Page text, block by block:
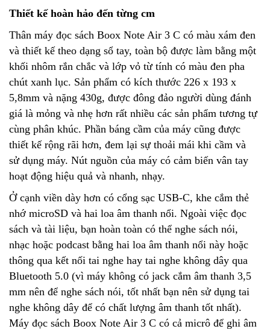
Thiết kế hoàn hảo đến từng cm
Thân máy đọc sách Boox Note Air 3 C có màu xám đen
và thiết kế theo dạng sổ tay, toàn bộ được làm bằng một
khối nhôm rắn chắc và lớp vỏ từ tính có màu đen pha
chút xanh lục. Sản phẩm có kích thước 226 x 193 x
5,8mm và nặng 430g, được đông đảo người dùng đánh
giá là mỏng và nhẹ hơn rất nhiều các sản phẩm tương tự
cùng phân khúc. Phần báng cầm của máy cũng được
thiết kế rộng rãi hơn, đem lại sự thoải mái khi cầm và
sử dụng máy. Nút nguồn của máy có cảm biến vân tay
hoạt động hiệu quả và nhanh, nhạy.
Ở cạnh viền dày hơn có cổng sạc USB-C, khe cắm thẻ
nhớ microSD và hai loa âm thanh nổi. Ngoài việc đọc
sách và tài liệu, bạn hoàn toàn có thể nghe sách nói,
nhạc hoặc podcast bằng hai loa âm thanh nổi này hoặc
thông qua kết nối tai nghe hay tai nghe không dây qua
Bluetooth 5.0 (vì máy không có jack cắm âm thanh 3,5
mm nên để nghe sách nói, tốt nhất bạn nên sử dụng tai
nghe không dây để có chất lượng âm thanh tốt nhất).
Máy đọc sách Boox Note Air 3 C có cả micrô để ghi âm